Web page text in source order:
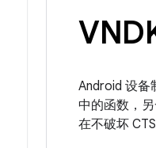
Android 设备
中的函数，
在不破坏